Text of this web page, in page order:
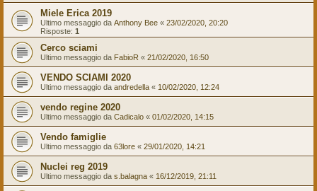
Miele Erica 2019
Ultimo messaggio da Anthony Bee « 23/02/2020, 20:20
Risposte: 1
Cerco sciami
Ultimo messaggio da FabioR « 21/02/2020, 16:50
VENDO SCIAMI 2020
Ultimo messaggio da andredella « 10/02/2020, 12:24
vendo regine 2020
Ultimo messaggio da Cadicalo « 01/02/2020, 14:15
Vendo famiglie
Ultimo messaggio da 63lore « 29/01/2020, 14:21
Nuclei reg 2019
Ultimo messaggio da s.balagna « 16/12/2019, 21:11